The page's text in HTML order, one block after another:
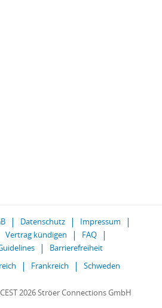
Datenschutz
Impressum
Vertrag kündigen
FAQ
Barrierefreiheit
Frankreich Schweden
2026 Ströer Connections GmbH